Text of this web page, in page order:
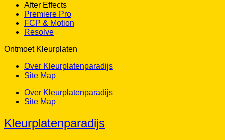
After Effects
Premiere Pro
FCP & Motion
Resolve
Ontmoet Kleurplaten
Over Kleurplatenparadijs
Site Map
Over Kleurplatenparadijs
Site Map
Kleurplatenparadijs